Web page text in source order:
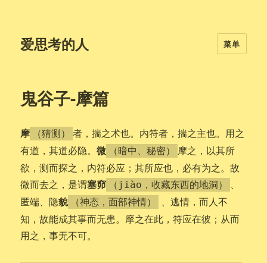
爱思考的人 菜单
鬼谷子-摩篇
摩 （猜测）
者，揣之术也。内符者，揣之主也。用之
有道，其道必隐。微 （暗中、秘密）
摩之，以其所
欲，测而探之，内符必应；其所应也，必有为之。故
微而去之，是谓塞窌 （jiào，收藏东西的地洞）
匿端、隐貌 （神态，面部神情）
、逃情，而人不
知，故能成其事而无患。摩之在此，符应在彼；从而
用之，事无不可。